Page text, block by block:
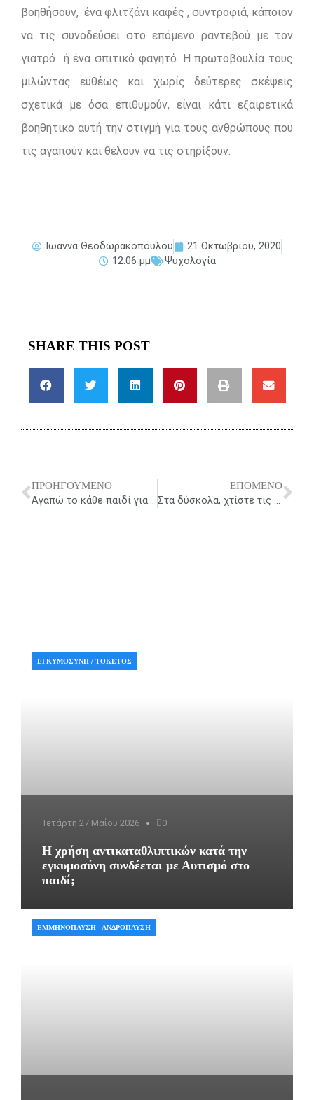
βοηθήσουν, ένα φλιτζάνι καφές , συντροφιά, κάποιον
να τις συνοδεύσει στο επόμενο ραντεβού με τον
γιατρό ή ένα σπιτικό φαγητό. Η πρωτοβουλία τους
μιλώντας ευθέως και χωρίς δεύτερες σκέψεις
σχετικά με όσα επιθυμούν, είναι κάτι εξαιρετικά
βοηθητικό αυτή την στιγμή για τους ανθρώπους που
τις αγαπούν και θέλουν να τις στηρίξουν.
Ιωαννα Θεοδωρακοπουλου
21 Οκτωβρίου, 2020
12:06 μμ
Ψυχολογία
SHARE THIS POST
Prev
ΠΡΟΗΓΟΎΜΕΝΟ ΕΠΌΜΕΝΟ
Τετάρτη 27 Μαΐου 2026 0
Η χρήση αντικαταθλιπτικών κατά την
εγκυμοσύνη συνδέεται με Αυτισμό στο
παιδί;
ΕΓΚΥΜΟΣΎΝΗ / ΤΟΚΕΤΌΣ
ΕΜΜΗΝΌΠΑΥΣΗ - ΑΝΔΡΌΠΑΥΣΗ